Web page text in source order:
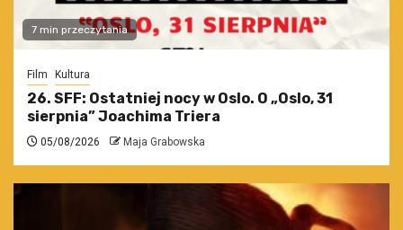
7 min przeczytania
Film Kultura
26. SFF: Ostatniej nocy w Oslo. O „Oslo, 31
sierpnia” Joachima Triera
05/08/2026 Maja Grabowska